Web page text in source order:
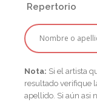
Repertorio
Nota: Si el artista
resultado verifique
apellido. Si aún asi